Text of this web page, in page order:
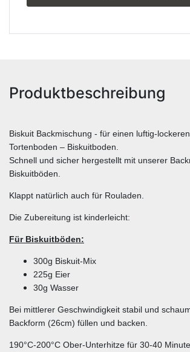
Produktbeschreibung
Biskuit Backmischung - für einen luftig-
Tortenboden – Biskuitboden.
Schnell und sicher hergestellt mit unserer
Biskuitböden.
Klappt natürlich auch für Rouladen.
Die Zubereitung ist kinderleicht:
Für Biskuitböden:
300g Biskuit-Mix
225g Eier
30g Wasser
Bei mittlerer Geschwindigkeit stabil und
Backform (26cm) füllen und backen.
190°C-200°C Ober-Unterhitze für 30-40